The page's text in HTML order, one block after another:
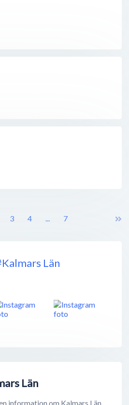
Län
Län
information om Kalmars Län
3 4 ... 7